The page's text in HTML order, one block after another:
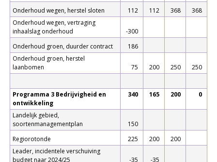
Onderhoud wegen, herstel sloten
112 112 368
368
Onderhoud wegen, vertraging
inhaalslag onderhoud
-300
Onderhoud groen, duurder contract
186
Onderhoud groen, herstel
laanbomen
75 200 250 250
Programma 3 Bedrijvigheid en
ontwikkeling
340 165 200 0
Landelijk gebied,
soortenmanagementplan
150
Regiorotonde
225 200
200
Leader, incidentele verschuiving
budget naar 2024/25
-35 -35